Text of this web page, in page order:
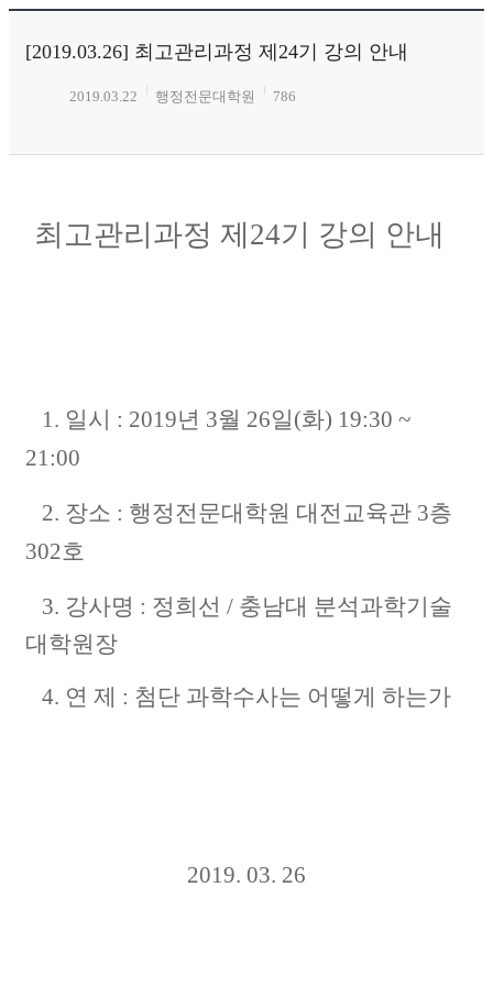
[2019.03.26] 최고관리과정 제24기 강의 안내
2019.03.22 행정전문대학원 786
최고관리과정 제24기 강의 안내
1. 일시 : 2019년 3월 26일(화) 19:30 ~
21:00
2. 장소 : 행정전문대학원 대전교육관 3층
302호
3. 강사명 : 정희선 / 충남대 분석과학기술
대학원장
4. 연 제 : 첨단 과학수사는 어떻게 하는가
2019. 03. 26